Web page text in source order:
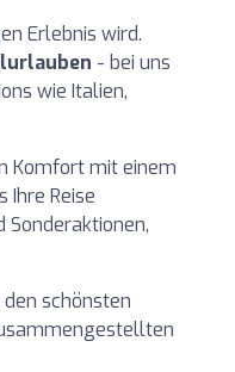
Erlebnis wird.
- bei uns
wie Italien,
Komfort mit einem
Ihre Reise
Sonderaktionen,
schönsten